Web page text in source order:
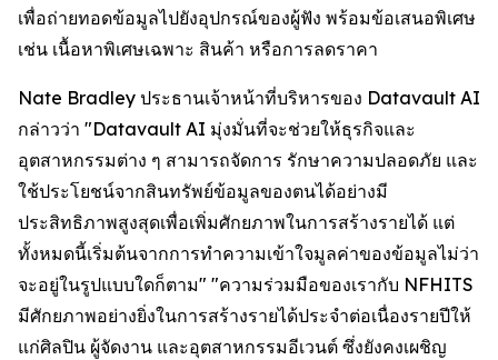
เพื่อถ่ายทอดข้อมูลไปยังอุปกรณ์ของผู้ฟัง พร้อมข้อเสนอพิเศษ
เช่น เนื้อหาพิเศษเฉพาะ สินค้า หรือการลดราคา
Nate Bradley ประธานเจ้าหน้าที่บริหารของ Datavault AI
กล่าวว่า "Datavault AI มุ่งมั่นที่จะช่วยให้ธุรกิจและ
อุตสาหกรรมต่าง ๆ สามารถจัดการ รักษาความปลอดภัย และ
ใช้ประโยชน์จากสินทรัพย์ข้อมูลของตนได้อย่างมี
ประสิทธิภาพสูงสุดเพื่อเพิ่มศักยภาพในการสร้างรายได้ แต่
ทั้งหมดนี้เริ่มต้นจากการทำความเข้าใจมูลค่าของข้อมูลไม่ว่า
จะอยู่ในรูปแบบใดก็ตาม" "ความร่วมมือของเรากับ NFHITS
มีศักยภาพอย่างยิ่งในการสร้างรายได้ประจำต่อเนื่องรายปีให้
แก่ศิลปิน ผู้จัดงาน และอุตสาหกรรมอีเวนต์ ซึ่งยังคงเผชิญ